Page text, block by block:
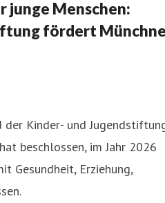
junge Menschen:
fördert
der Kinder- und
beschlossen, im Jahr 2026
Gesundheit, Erziehung,